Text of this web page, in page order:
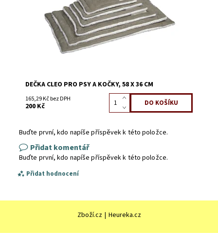
DEČKA CLEO PRO PSY A KOČKY, 58 X 36 CM
165,29 Kč bez DPH
200 Kč
Buďte první, kdo napíše příspěvek k této položce.
Přidat komentář
Buďte první, kdo napíše příspěvek k této položce.
Přidat hodnocení
Zboží.cz | Heureka.cz